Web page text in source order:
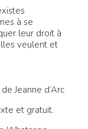
à se
leur droit à
veulent et
Jeanne d’Arc
et gratuit.